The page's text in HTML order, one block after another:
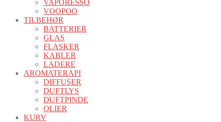
VAPORESSO
VOOPOO
TILBEHØR
BATTERIER
GLAS
FLASKER
KABLER
LADERE
AROMATERAPI
DIFFUSER
DUFTLYS
DUFTPINDE
OLIER
KURV